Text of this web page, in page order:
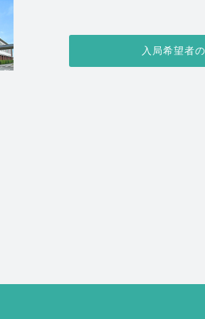
入局希望者